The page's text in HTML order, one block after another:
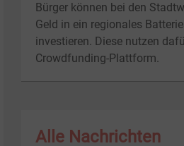
Bürger können bei den
Geld in ein regionales
investieren. Diese nutzen
Crowdfunding-Plattform.
Alle Nachrichten